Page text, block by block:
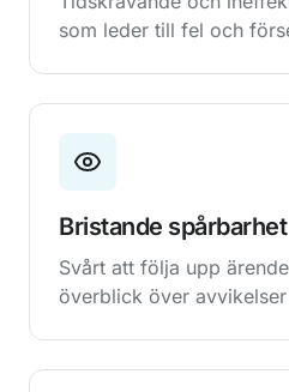
som leder till fel och
Bristande spårbarhet
Svårt att följa upp
överblick över